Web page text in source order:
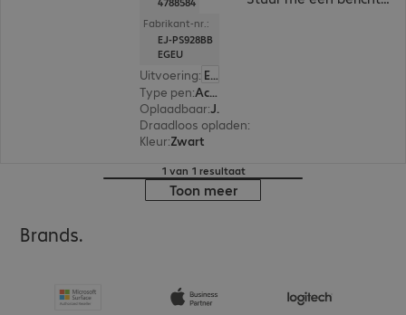
Fabrikant-nr.:
EJ-PS928BB
EGEU
Uitvoering: Europa
Type pen:
Actief
Oplaadbaar: Ja
Draadloos opladen:
Kleur:Zwart
1 van 1 resultaat
Toon meer
Brands.